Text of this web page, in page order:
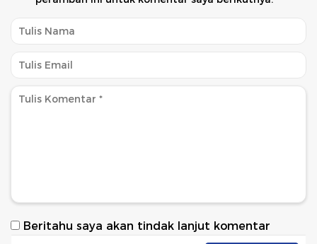
Beritahu saya akan tindak lanjut komentar